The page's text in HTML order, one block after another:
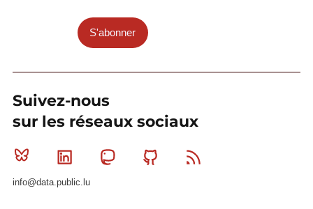
S'abonner
Suivez-nous
sur les réseaux sociaux
Bluesky Linkedin MastodonGithub
info@data.public.lu